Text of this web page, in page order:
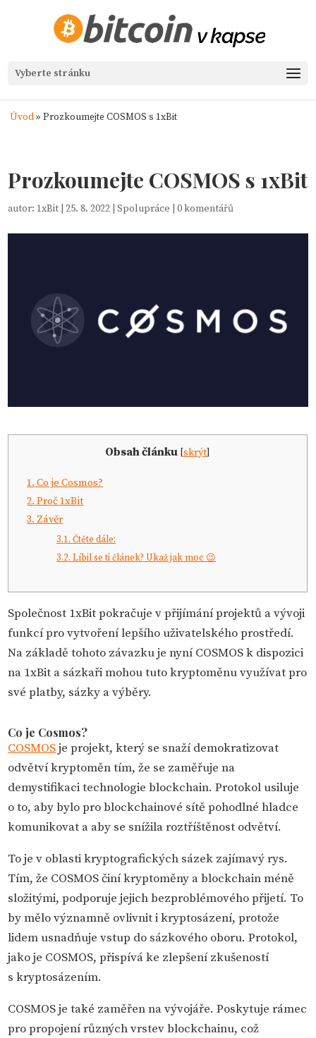
Vyberte stránku
Úvod» Prozkoumejte COSMOS s 1xBit
Prozkoumejte COSMOS s 1xBit
autor: 1xBit |25. 8. 2022 |Spolupráce |0 komentářů
Obsah článku [skrýt]
1. Co je Cosmos?
2. Proč 1xBit
3. Závěr
3.1. Čtěte dále:
3.2. Líbil se ti článek? Ukaž jak moc 😉
Společnost 1xBit pokračuje v přijímání projektů a vývoji
funkcí pro vytvoření lepšího uživatelského prostředí.
Na základě tohoto závazku je nyní COSMOS k dispozici
na 1xBit a sázkaři mohou tuto kryptoměnu využívat pro
své platby, sázky a výběry.
Co je Cosmos?
COSMOSje projekt, který se snaží demokratizovat
odvětví kryptoměn tím, že se zaměřuje na
demystifikaci technologie blockchain. Protokol usiluje
o to, aby bylo pro blockchainové sítě pohodlné hladce
komunikovat a aby se snížila roztříštěnost odvětví.
To je v oblasti kryptografických sázek zajímavý rys.
Tím, že COSMOS činí kryptoměny a blockchain méně
složitými, podporuje jejich bezproblémového přijetí. To
by mělo významně ovlivnit i kryptosázení, protože
lidem usnadňuje vstup do sázkového oboru. Protokol,
jako je COSMOS, přispívá ke zlepšení zkušeností
s kryptosázením.
COSMOS je také zaměřen na vývojáře. Poskytuje rámec
pro propojení různých vrstev blockchainu, což